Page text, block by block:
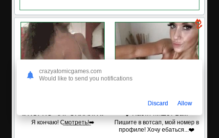
Я кончаю! С͟м͟о͟т͟р͟е͟т͟ь͟!➡️
Пишите в вотсап, мой номер в
профиле! Хочу ебаться...❤️
crazyatomicgames.com
Would like to send you notifications
Discard Allow